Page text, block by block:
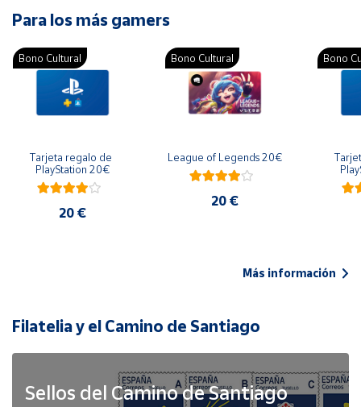
Para los más gamers
Bono Cultural
Tarjeta regalo de
PlayStation 20€
20 €
Bono Cultural
League of Legends 20€
20 €
Bono
Más información
Filatelia y el Camino de Santiago
Sellos del Camino de Santiago